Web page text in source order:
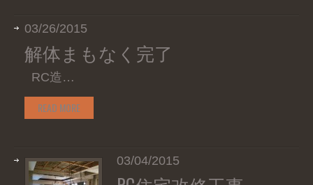
03/26/2015
解体まもなく完了
RC造…
READ MORE
03/04/2015